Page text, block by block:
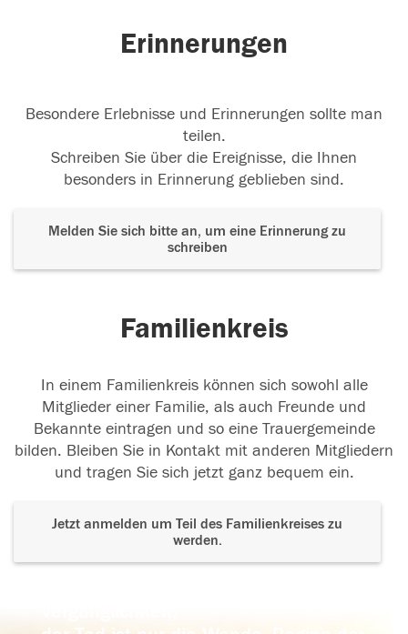
Erinnerungen
Besondere Erlebnisse und Erinnerungen sollte man
teilen.
Schreiben Sie über die Ereignisse, die Ihnen
besonders in Erinnerung geblieben sind.
Melden Sie sich bitte an, um eine Erinnerung zu
schreiben
Familienkreis
In einem Familienkreis können sich sowohl alle
Mitglieder einer Familie, als auch Freunde und
Bekannte eintragen und so eine Trauergemeinde
bilden. Bleiben Sie in Kontakt mit anderen Mitgliedern
und tragen Sie sich jetzt ganz bequem ein.
Jetzt anmelden um Teil des Familienkreises zu
werden.